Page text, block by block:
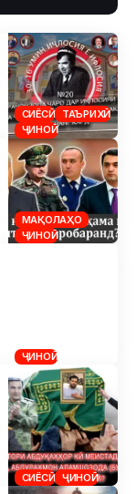
СИЁСӢ
ТАЪРИХӢ
ҶИНОӢ
МАҚОЛАҲО
ҶИНОӢ
ҶИНОӢ
СИЁСӢ ҶИНОӢ